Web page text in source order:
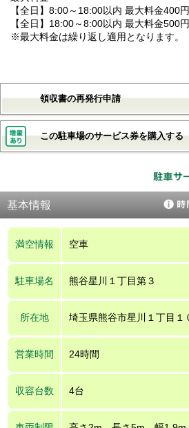
【全日】8:00～18:00以内 最大料金400円
【全日】18:00～8:00以内 最大料金500円
※最大料金は繰り返し適用となります。
領収書の再発行申請
この駐車場のサービス券を購入する
基本情報
満空情報 空車
駐車場名 熊谷星川１丁目第３
所在地 埼玉県熊谷市星川１丁目１
営業時間 24時間
収容台数 4台